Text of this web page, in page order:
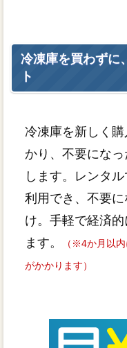
冷凍庫を買わずに
ト
冷凍庫を新しく
かり、不要にな
します。レンタ
利用でき、不要
け。手軽で経済
ます。
（※4か月以
がかかります）